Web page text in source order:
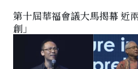
第十屆華福會議大馬揭幕 近
創」